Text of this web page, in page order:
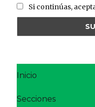
Si continúas,
Inicio
Secciones